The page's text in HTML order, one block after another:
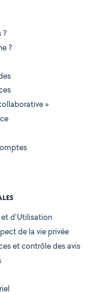
?
?
»
et d'Utilisation
de la vie privée
et contrôle des avis